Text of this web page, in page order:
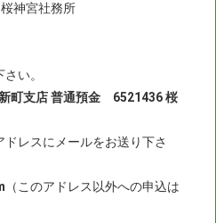
神宮社務所
い。
支店 普通預金 6521436 桜
レスにメールをお送り下さ
（このアドレス以外への申込は